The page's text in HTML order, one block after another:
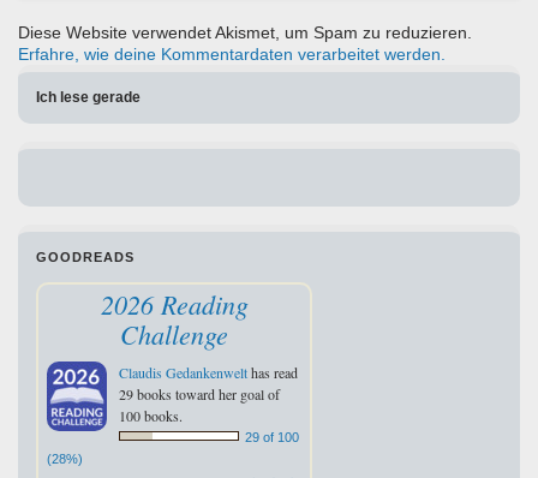
Diese Website verwendet Akismet, um Spam zu reduzieren.
Erfahre, wie deine Kommentardaten verarbeitet werden.
Ich lese gerade
GOODREADS
2026 Reading
Challenge
Claudis Gedankenwelthas read
29 books toward her goal of
100 books.
29 of 100
(28%)